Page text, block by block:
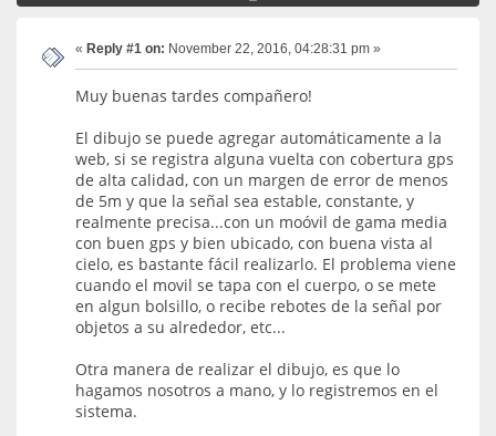
« Reply #1 on: November 22, 2016, 04:28:31 pm »
Muy buenas tardes compañero!
El dibujo se puede agregar automáticamente a la
web, si se registra alguna vuelta con cobertura gps
de alta calidad, con un margen de error de menos
de 5m y que la señal sea estable, constante, y
realmente precisa...con un moóvil de gama media
con buen gps y bien ubicado, con buena vista al
cielo, es bastante fácil realizarlo. El problema viene
cuando el movil se tapa con el cuerpo, o se mete
en algun bolsillo, o recibe rebotes de la señal por
objetos a su alrededor, etc...
Otra manera de realizar el dibujo, es que lo
hagamos nosotros a mano, y lo registremos en el
sistema.